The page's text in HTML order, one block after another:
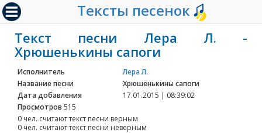
Тексты песенок
Текст песни Лера Л. -
Хрюшенькины сапоги
Исполнитель
Лера Л.
Название песни
Хрюшенькины сапоги
Дата добавления
17.01.2015 | 08:39:02
Просмотров 515
0 чел. считают текст песни верным
0 чел. считают текст песни неверным